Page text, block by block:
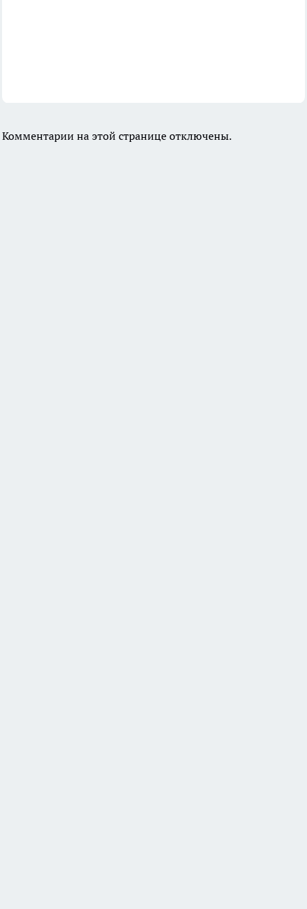
Комментарии на этой странице отключены.